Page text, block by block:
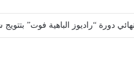
نهائي دورة “راديوز الباهية فوت”